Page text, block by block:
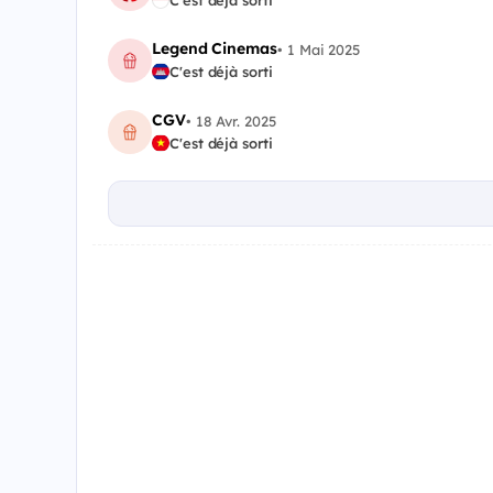
Legend Cinemas• 1 Mai 2025
C'est déjà sorti
CGV• 18 Avr. 2025
C'est déjà sorti